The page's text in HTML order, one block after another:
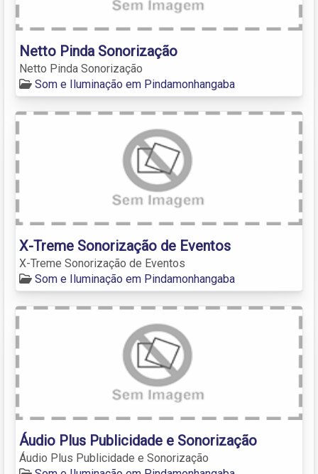
Netto Pinda Sonorização
Netto Pinda Sonorização
Som e Iluminação em Pindamonhangaba
X-Treme Sonorização de Eventos
X-Treme Sonorização de Eventos
Som e Iluminação em Pindamonhangaba
Áudio Plus Publicidade e Sonorização
Áudio Plus Publicidade e Sonorização